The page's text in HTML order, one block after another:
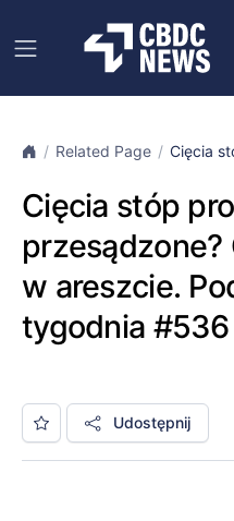
Related Page Cięcia
Cięcia stóp
przesądzone?
w areszcie.
tygodnia #536
Udostępnij